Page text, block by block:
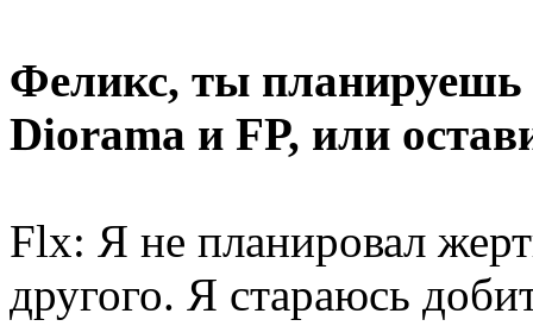
Феликс, ты планируешь
Diorama и FP, или
Flx: Я не планировал
другого. Я стараюсь